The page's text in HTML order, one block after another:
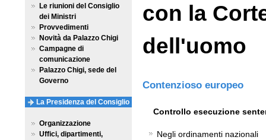
con la
dell'uomo
Contenzioso europeo
Controllo esecuzione
Negli ordinamenti nazionali
Le riunioni del Consiglio
dei Ministri
Provvedimenti
Novità da Palazzo Chigi
Campagne di
comunicazione
Palazzo Chigi, sede del
Governo
La Presidenza del Consiglio
Organizzazione
Uffici, dipartimenti,